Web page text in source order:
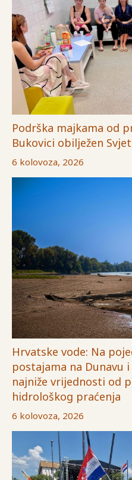
Podrška majkama od
Bukovici obilježen
6 kolovoza, 2026
Hrvatske vode: Na
postajama na Dunavu
najniže vrijednosti od
hidrološkog praćenja
6 kolovoza, 2026